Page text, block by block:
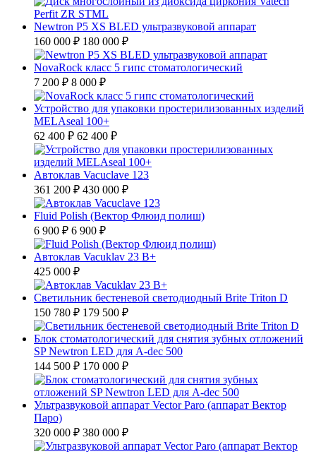
Newtron P5 XS BLED ультразвуковой аппарат
160 000 ₽ 180 000 ₽
NovaRock класс 5 гипс стоматологический
7 200 ₽ 8 000 ₽
Устройство для упаковки простерилизованных изделий
MELAseal 100+
62 400 ₽ 62 400 ₽
Автоклав Vacuclave 123
361 200 ₽ 430 000 ₽
Fluid Polish (Вектор Флюид полиш)
6 900 ₽ 6 900 ₽
Автоклав Vacuklav 23 B+
425 000 ₽
Светильник бестеневой светодиодный Brite Triton D
150 780 ₽ 179 500 ₽
Блок стоматологический для снятия зубных отложений
SP Newtron LED для A-dec 500
144 500 ₽ 170 000 ₽
Ультразвуковой аппарат Vector Paro (аппарат Вектор
Паро)
320 000 ₽ 380 000 ₽